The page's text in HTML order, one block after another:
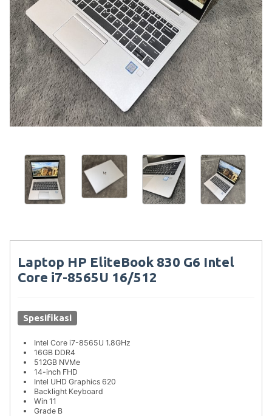
Laptop HP EliteBook 830 G6 Intel
Core i7-8565U 16/512
Spesifikasi
Intel Core i7-8565U 1.8GHz
16GB DDR4
512GB NVMe
14-inch FHD
Intel UHD Graphics 620
Backlight Keyboard
Win 11
Grade B